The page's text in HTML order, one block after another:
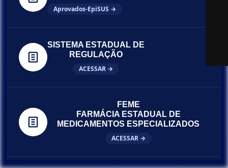
Aprovados-EpiSUS →
SISTEMA ESTADUAL DE
REGULAÇÃO
ACESSAR →
FEME
FARMÁCIA ESTADUAL DE
MEDICAMENTOS ESPECIALIZADOS
ACESSAR →